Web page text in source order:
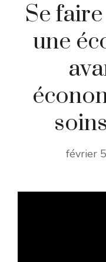
Se
une
février